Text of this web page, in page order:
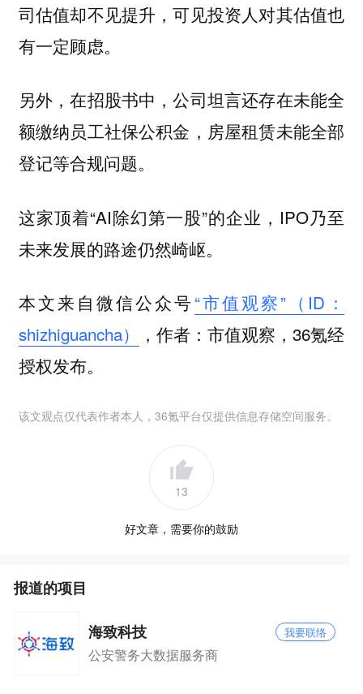
司估值却不见提升，可见投资人对其估值也
有一定顾虑。
另外，在招股书中，公司坦言还存在未能全
额缴纳员工社保公积金，房屋租赁未能全部
登记等合规问题。
这家顶着“AI除幻第一股”的企业，IPO乃至
未来发展的路途仍然崎岖。
本文来自微信公众号“市值观察”（ID：
shizhiguancha）
，作者：市值观察，36氪经
授权发布。
该文观点仅代表作者本人，36氪平台仅提供信息存储空间服务。
13
好文章，需要你的鼓励
报道的项目
海致科技 我要联络
公安警务大数据服务商